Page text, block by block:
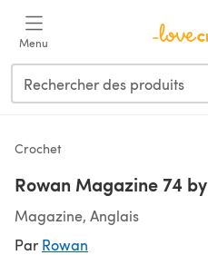
Menu
Crochet
Rowan Magazine 74
Magazine, Anglais
Par Rowan